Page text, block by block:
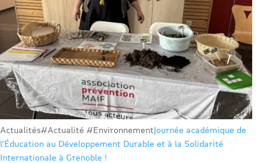
Actualités#Actualité #EnvironnementJournée académique de
l’Éducation au Développement Durable et à la Solidarité
Internationale à Grenoble !